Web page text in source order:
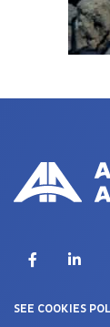
Facebook
SEE COOKIES